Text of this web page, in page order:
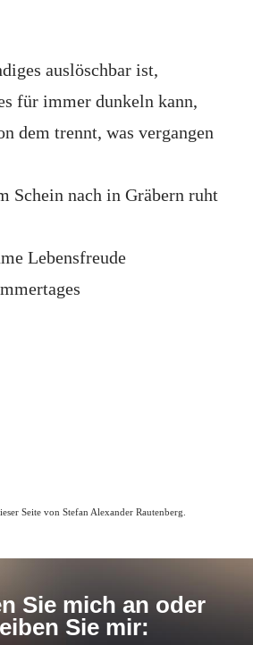
auslöschbar ist,
für immer dunkeln kann,
dem trennt, was vergangen
Schein nach in Gräbern ruht
Lebensfreude
Seite von Stefan Alexander Rautenberg.
Sie mich an oder
Sie mir: